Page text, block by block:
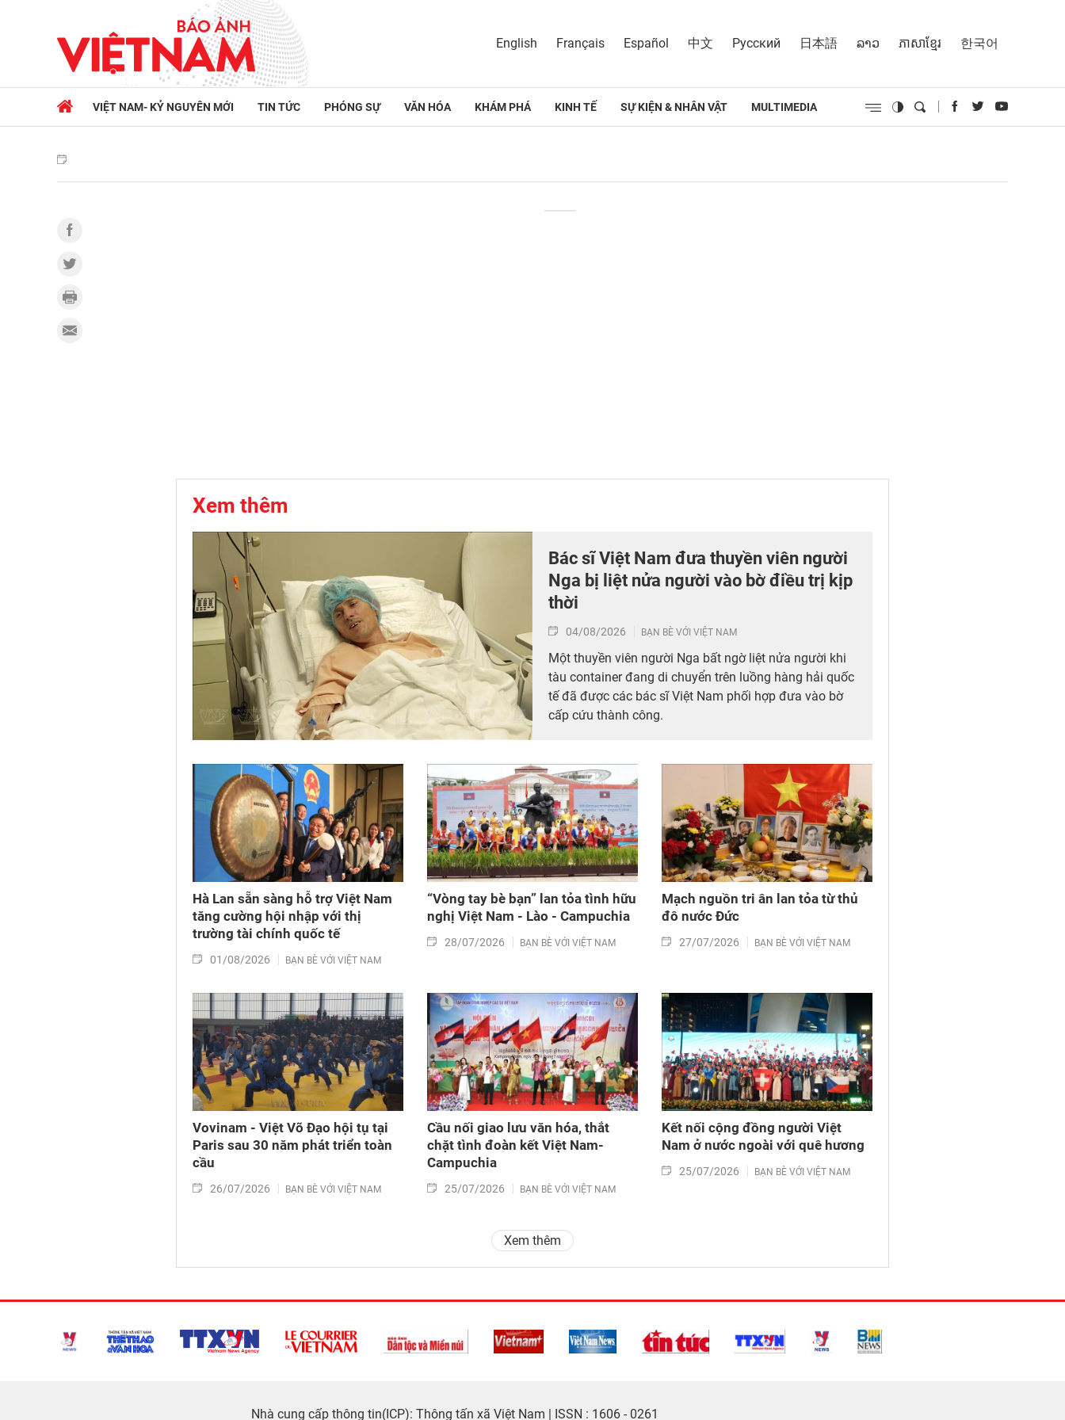
English Français Español 中文 Русский 日本語 ລາວ ភាសាខ្មែរ 한국어
VIỆT NAM- KỶ NGUYÊN MỚI TIN TỨC PHÓNG SỰ VĂN HÓA KHÁM PHÁ KINH TẾ SỰ KIỆN & NHÂN VẬT MULTIMEDIA
Xem thêm
Bác sĩ Việt Nam đưa thuyền viên người
Nga bị liệt nửa người vào bờ điều trị kịp
thời
04/08/2026 BẠN BÈ VỚI VIỆT NAM
Một thuyền viên người Nga bất ngờ liệt nửa người khi
tàu container đang di chuyển trên luồng hàng hải quốc
tế đã được các bác sĩ Việt Nam phối hợp đưa vào bờ
cấp cứu thành công.
Hà Lan sẵn sàng hỗ trợ Việt Nam
tăng cường hội nhập với thị
trường tài chính quốc tế
01/08/2026 BẠN BÈ VỚI VIỆT NAM
“Vòng tay bè bạn” lan tỏa tình hữu
nghị Việt Nam - Lào - Campuchia
28/07/2026 BẠN BÈ VỚI VIỆT NAM
Mạch nguồn tri ân lan tỏa từ thủ
đô nước Đức
27/07/2026 BẠN BÈ VỚI VIỆT NAM
Vovinam - Việt Võ Đạo hội tụ tại
Paris sau 30 năm phát triển toàn
cầu
26/07/2026 BẠN BÈ VỚI VIỆT NAM
Cầu nối giao lưu văn hóa, thắt
chặt tình đoàn kết Việt Nam-
Campuchia
25/07/2026 BẠN BÈ VỚI VIỆT NAM
Kết nối cộng đồng người Việt
Nam ở nước ngoài với quê hương
25/07/2026 BẠN BÈ VỚI VIỆT NAM
Xem thêm
Nhà cung cấp thông tin(ICP): Thông tấn xã Việt Nam | ISSN : 1606 - 0261